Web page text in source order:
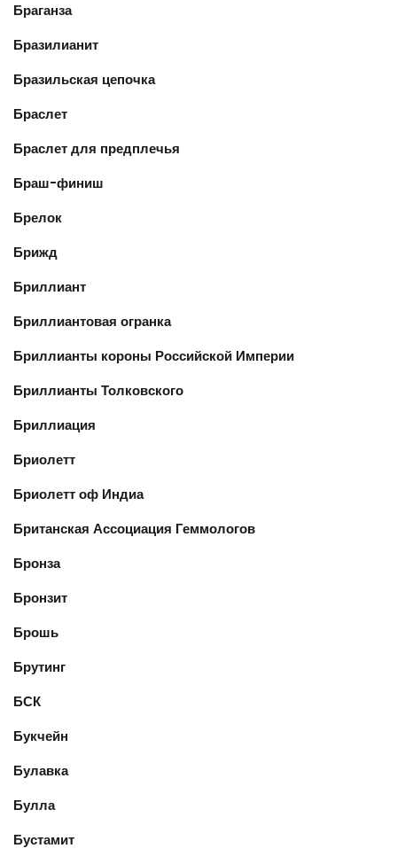
Браганза
Бразилианит
Бразильская цепочка
Браслет
Браслет для предплечья
Браш-финиш
Брелок
Брижд
Бриллиант
Бриллиантовая огранка
Бриллианты короны Российской Империи
Бриллианты Толковского
Бриллиация
Бриолетт
Бриолетт оф Индиа
Британская Ассоциация Геммологов
Бронза
Бронзит
Брошь
Брутинг
БСК
Букчейн
Булавка
Булла
Бустамит